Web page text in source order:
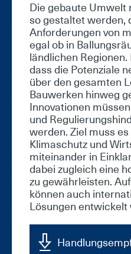
Die gebaute Umwelt
so gestaltet werden,
Anforderungen von
egal ob in
ländlichen
dass die Potenziale
über den gesamten
Bauwerken hinweg
Innovationen
und
werden. Ziel muss
Klimaschutz und
miteinander in
dabei zugleich eine
zu gewährleisten.
können auch
Lösungen entwickelt